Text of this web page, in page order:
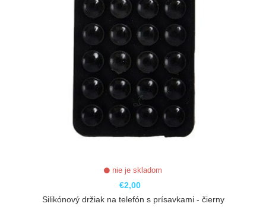
nie je skladom
€2,00
Silikónový držiak na telefón s prísavkami - čierny